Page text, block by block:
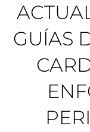
GUÍAS